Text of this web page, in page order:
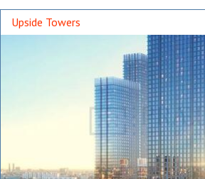
Upside Towers